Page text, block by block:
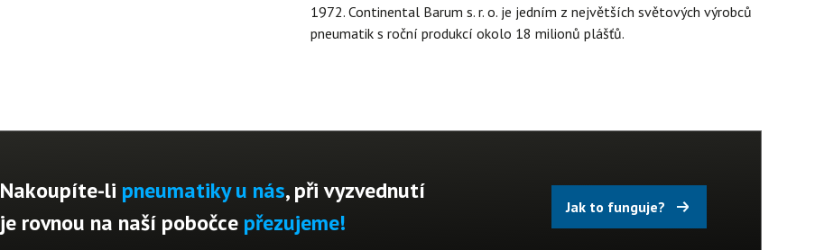
1972. Continental Barum s. r. o. je jedním z největších světových výrobců
pneumatik s roční produkcí okolo 18 milionů plášťů.
Nakoupíte-li pneumatiky u nás, při vyzvednutí
je rovnou na naší pobočce přezujeme!
Jak to funguje?